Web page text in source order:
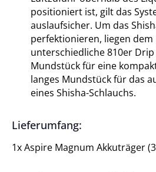
positioniert ist, gilt das
auslaufsicher. Um das
perfektionieren, liegen dem
unterschiedliche 810er
Mundstück für eine
langes Mundstück für das
eines Shisha-Schlauchs.
Lieferumfang:
1x Aspire Magnum Akkuträger